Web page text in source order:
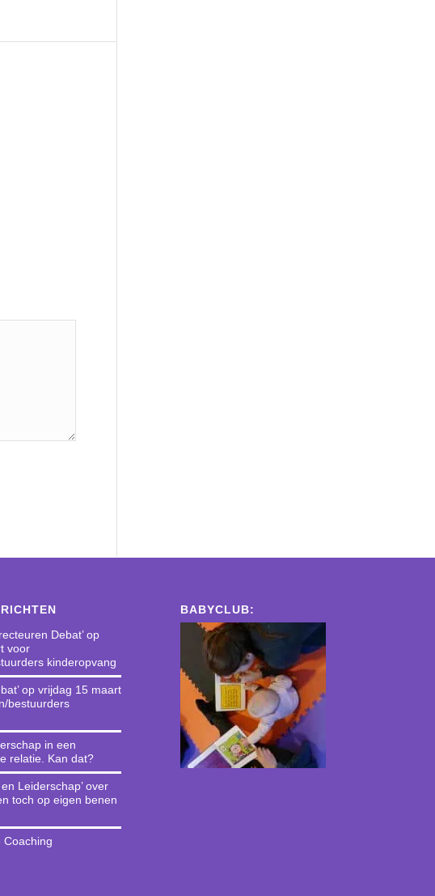
Debat’ op
voor
kinderopvang
op vrijdag 15 maart
bestuurders
in een
relatie. Kan dat?
Leiderschap’ over
toch op eigen benen
Coaching
BABYCLUB: